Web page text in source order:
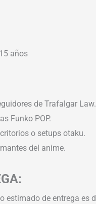
años
de Trafalgar Law.
Funko POP.
o setups otaku.
del anime.
estimado de entrega es